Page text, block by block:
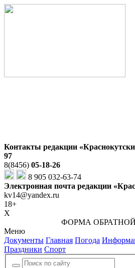
Контакты редакции
97
8(8456) 05-18-26
8 905 032-63-74
Электронная почта редакции
kv14@yandex.ru
18+
X
ФОРМА
Меню
Документы Главная Погода
Праздники Спорт